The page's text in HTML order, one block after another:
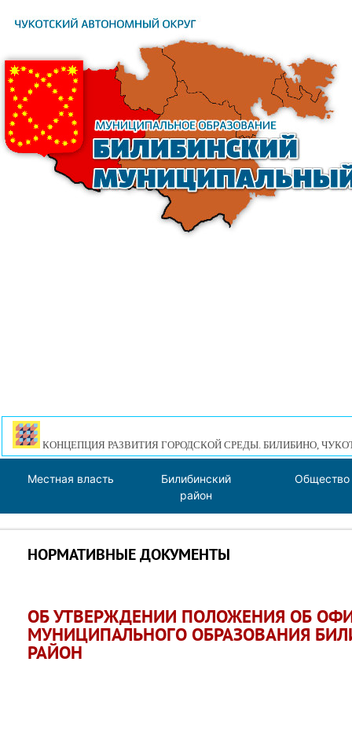
КОНЦЕПЦИЯ РАЗВИТИЯ ГОРОДСКОЙ СРЕДЫ. БИЛИБИНО,
Местная власть
Билибинский
район
Общество
НОРМАТИВНЫЕ ДОКУМЕНТЫ
ОБ УТВЕРЖДЕНИИ ПОЛОЖЕНИЯ ОБ
МУНИЦИПАЛЬНОГО ОБРАЗОВАНИЯ
РАЙОН